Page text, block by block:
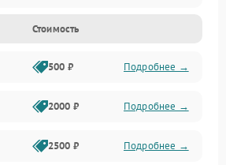
Стоимость
500 ₽ Подробнее →
2000 ₽ Подробнее →
2500 ₽ Подробнее →